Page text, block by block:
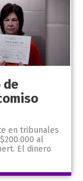
de
en tribunales
al
El dinero